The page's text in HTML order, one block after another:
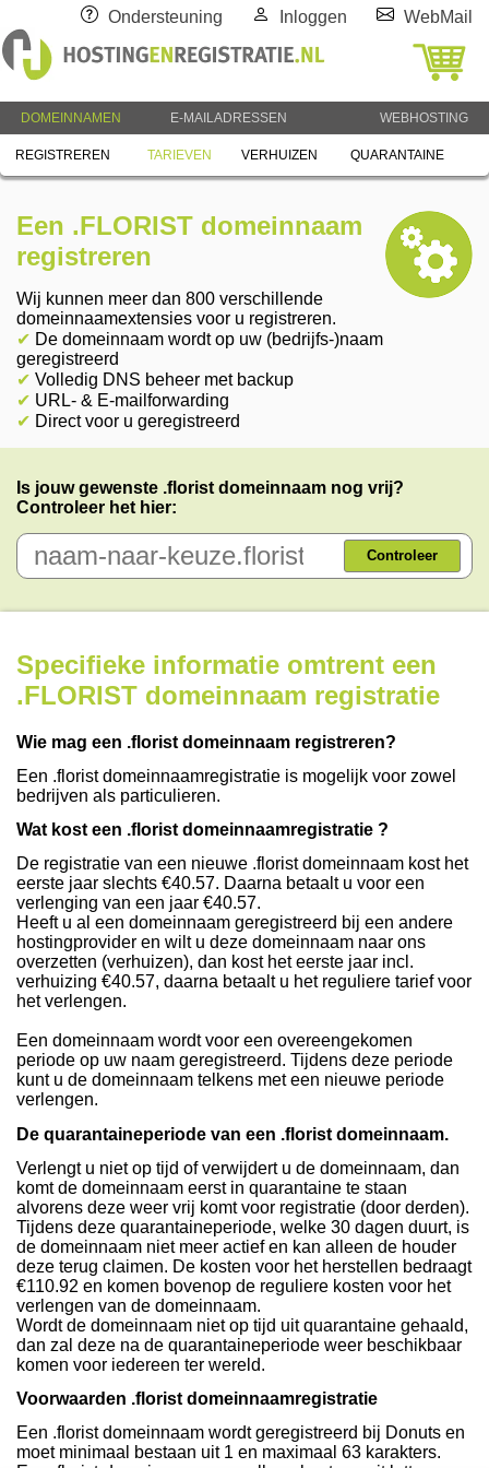
Ondersteuning Inloggen WebMail
DOMEINNAMEN E-MAILADRESSEN WEBHOSTING
REGISTREREN TARIEVEN VERHUIZEN QUARANTAINE
Een .FLORIST domeinnaam
registreren
Wij kunnen meer dan 800 verschillende
domeinnaamextensies voor u registreren.
✔ De domeinnaam wordt op uw (bedrijfs-)naam
geregistreerd
✔ Volledig DNS beheer met backup
✔ URL- & E-mailforwarding
✔ Direct voor u geregistreerd
Is jouw gewenste .florist domeinnaam nog vrij?
Controleer het hier:
Controleer
Specifieke informatie omtrent een
.FLORIST domeinnaam registratie
Wie mag een .florist domeinnaam registreren?
Een .florist domeinnaamregistratie is mogelijk voor zowel
bedrijven als particulieren.
Wat kost een .florist domeinnaamregistratie ?
De registratie van een nieuwe .florist domeinnaam kost het
eerste jaar slechts €40.57. Daarna betaalt u voor een
verlenging van een jaar €40.57.
Heeft u al een domeinnaam geregistreerd bij een andere
hostingprovider en wilt u deze domeinnaam naar ons
overzetten (verhuizen), dan kost het eerste jaar incl.
verhuizing €40.57, daarna betaalt u het reguliere tarief voor
het verlengen.
Een domeinnaam wordt voor een overeengekomen
periode op uw naam geregistreerd. Tijdens deze periode
kunt u de domeinnaam telkens met een nieuwe periode
verlengen.
De quarantaineperiode van een .florist domeinnaam.
Verlengt u niet op tijd of verwijdert u de domeinnaam, dan
komt de domeinnaam eerst in quarantaine te staan
alvorens deze weer vrij komt voor registratie (door derden).
Tijdens deze quarantaineperiode, welke 30 dagen duurt, is
de domeinnaam niet meer actief en kan alleen de houder
deze terug claimen. De kosten voor het herstellen bedraagt
€110.92 en komen bovenop de reguliere kosten voor het
verlengen van de domeinnaam.
Wordt de domeinnaam niet op tijd uit quarantaine gehaald,
dan zal deze na de quarantaineperiode weer beschikbaar
komen voor iedereen ter wereld.
Voorwaarden .florist domeinnaamregistratie
Een .florist domeinnaam wordt geregistreerd bij Donuts en
moet minimaal bestaan uit 1 en maximaal 63 karakters.